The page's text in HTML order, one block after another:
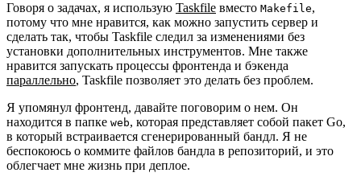
Говоря о задачах, я использую Taskfile вместо Makefile,
потому что мне нравится, как можно запустить сервер и
сделать так, чтобы Taskfile следил за изменениями без
установки дополнительных инструментов. Мне также
нравится запускать процессы фронтенда и бэкенда
параллельно, Taskfile позволяет это делать без проблем.
Я упомянул фронтенд, давайте поговорим о нем. Он
находится в папке web, которая представляет собой пакет Go,
в который встраивается сгенерированный бандл. Я не
беспокоюсь о коммите файлов бандла в репозиторий, и это
облегчает мне жизнь при деплое.